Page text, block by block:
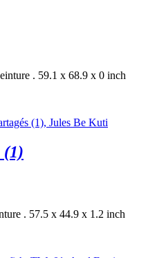
. 59.1 x 68.9 x 0 inch
(1)
. 57.5 x 44.9 x 1.2 inch